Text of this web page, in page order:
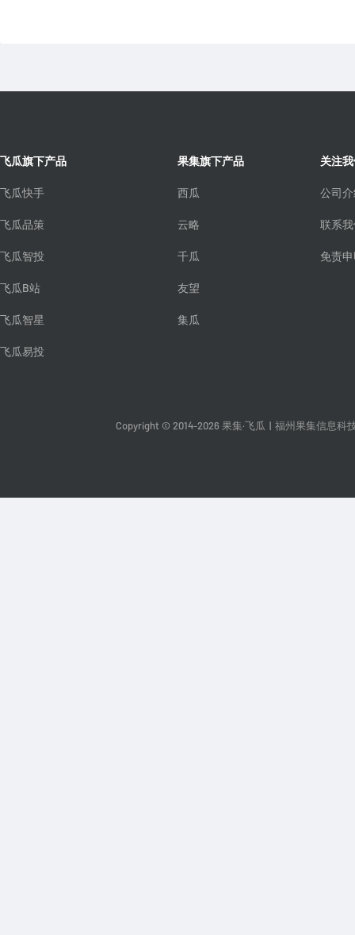
飞瓜旗下产品
飞瓜快手
飞瓜品策
飞瓜智投
飞瓜B站
飞瓜智星
飞瓜易投
果集旗下产品
西瓜
云略
千瓜
友望
集瓜
关注
公司
联系
免责
Copyright © 2014-2026 果集·飞瓜 福州果集信息科